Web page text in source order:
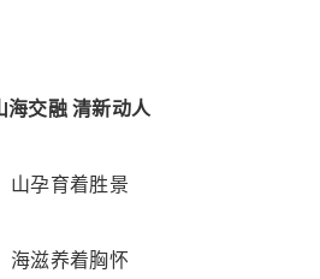
海交融 清新动人
山孕育着胜景
海滋养着胸怀